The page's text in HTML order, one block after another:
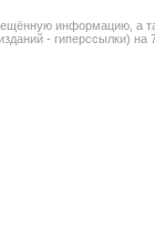
информацию, а
- гиперссылки) на